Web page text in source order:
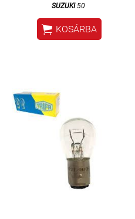
SUZUKI50
 KOSÁRBA